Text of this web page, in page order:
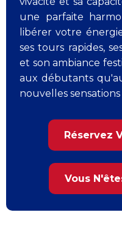
une parfaite
libérer votre
ses tours rapides,
et son ambiance
aux débutants
nouvelles
Réservez
Vous